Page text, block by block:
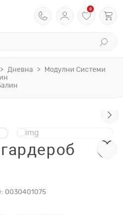
0
Дневна
Модулни Системи
0030401075